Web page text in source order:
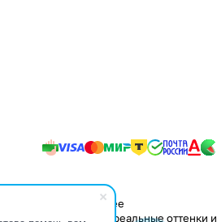
не влияющие на ее
материалов, реальные оттенки и